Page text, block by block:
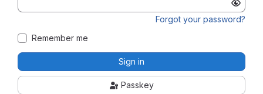
Forgot your password?
Remember me
Sign in
Passkey